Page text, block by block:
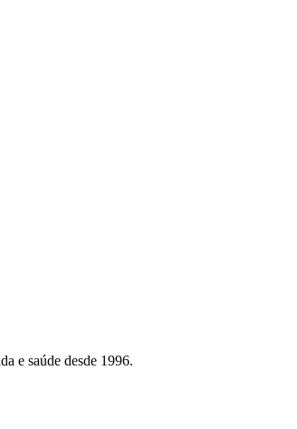
e saúde desde 1996.